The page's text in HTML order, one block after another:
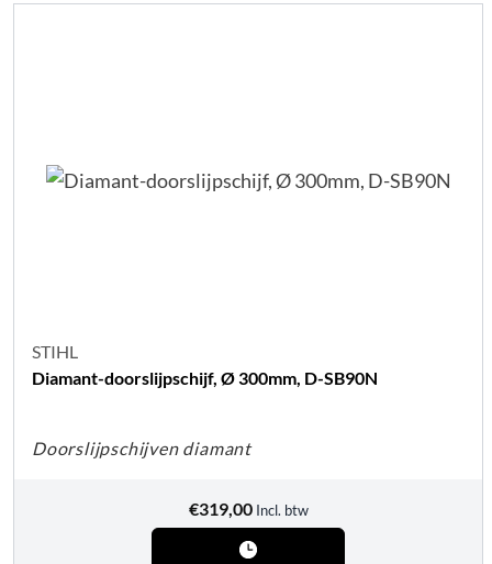
STIHL
Diamant-doorslijpschijf, Ø 300mm, D-SB90N
Doorslijpschijven diamant
€319,00 Incl. btw